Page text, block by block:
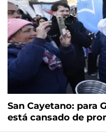
San Cayetano: para
está cansado de